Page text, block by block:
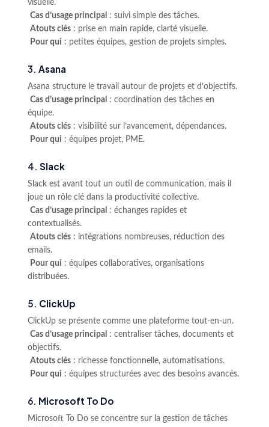
visuelle.
Cas d’usage principal : suivi simple des tâches.
Atouts clés : prise en main rapide, clarté visuelle.
Pour qui : petites équipes, gestion de projets simples.
3. Asana
Asana structure le travail autour de projets et d’objectifs.
Cas d’usage principal : coordination des tâches en
équipe.
Atouts clés : visibilité sur l’avancement, dépendances.
Pour qui : équipes projet, PME.
4. Slack
Slack est avant tout un outil de communication, mais il
joue un rôle clé dans la productivité collective.
Cas d’usage principal : échanges rapides et
contextualisés.
Atouts clés : intégrations nombreuses, réduction des
emails.
Pour qui : équipes collaboratives, organisations
distribuées.
5. ClickUp
ClickUp se présente comme une plateforme tout-en-un.
Cas d’usage principal : centraliser tâches, documents et
objectifs.
Atouts clés : richesse fonctionnelle, automatisations.
Pour qui : équipes structurées avec des besoins avancés.
6. Microsoft To Do
Microsoft To Do se concentre sur la gestion de tâches